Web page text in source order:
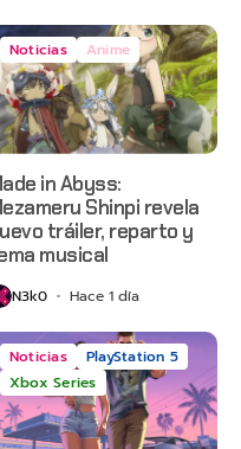
Noticias Anime
in Abyss:
Shinpi revela
tráiler, reparto y
musical
N3k0 Hace 1 día
Noticias
PlayStation 5
Xbox Series